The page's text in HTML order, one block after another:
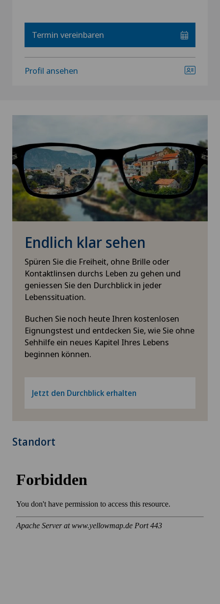
Termin vereinbaren
Profil ansehen
Endlich klar sehen
Spüren Sie die Freiheit, ohne Brille oder
Kontaktlinsen durchs Leben zu gehen und
geniessen Sie den Durchblick in jeder
Lebenssituation.
Buchen Sie noch heute Ihren kostenlosen
Eignungstest und entdecken Sie, wie Sie ohne
Sehhilfe ein neues Kapitel Ihres Lebens
beginnen können.
Jetzt den Durchblick erhalten
Standort